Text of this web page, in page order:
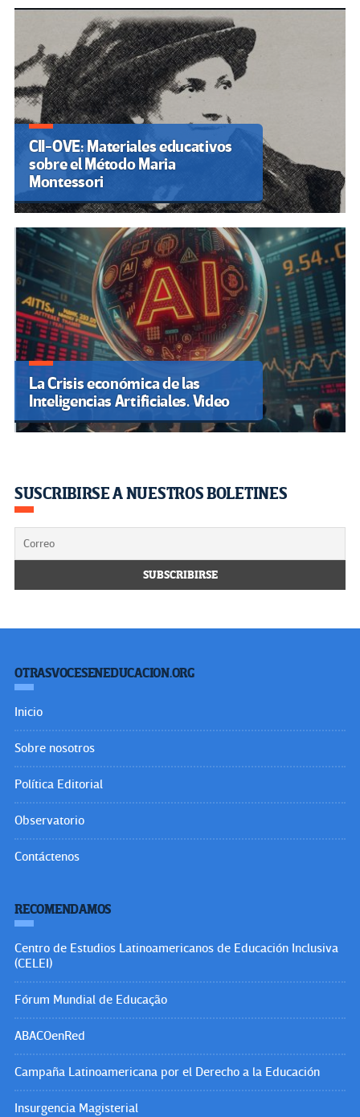
CII-OVE: Materiales educativos
sobre el Método Maria
Montessori
La Crisis económica de las
Inteligencias Artificiales. Video
SUSCRIBIRSE A NUESTROS BOLETINES
OTRASVOCESENEDUCACION.ORG
Inicio
Sobre nosotros
Política Editorial
Observatorio
Contáctenos
RECOMENDAMOS
Centro de Estudios Latinoamericanos de Educación Inclusiva
(CELEI)
Fórum Mundial de Educação
ABACOenRed
Campaña Latinoamericana por el Derecho a la Educación
Insurgencia Magisterial